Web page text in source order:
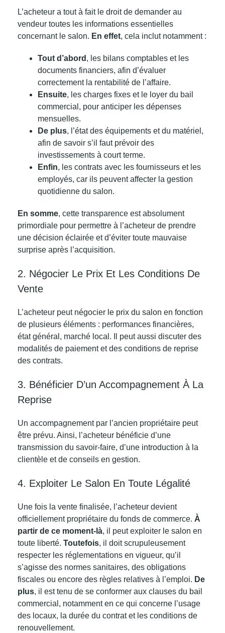
L’acheteur a tout à fait le droit de demander au
vendeur toutes les informations essentielles
concernant le salon. En effet, cela inclut notamment :
Tout d’abord , les bilans comptables et les
documents financiers, afin d’évaluer
correctement la rentabilité de l’affaire.
Ensuite, les charges fixes et le loyer du bail
commercial, pour anticiper les dépenses
mensuelles.
De plus, l’état des équipements et du matériel,
afin de savoir s’il faut prévoir des
investissements à court terme.
Enfin, les contrats avec les fournisseurs et les
employés, car ils peuvent affecter la gestion
quotidienne du salon.
En somme, cette transparence est absolument
primordiale pour permettre à l’acheteur de prendre
une décision éclairée et d’éviter toute mauvaise
surprise après l’acquisition.
2. Négocier Le Prix Et Les Conditions De
Vente
L’acheteur peut négocier le prix du salon en fonction
de plusieurs éléments : performances financières,
état général, marché local. Il peut aussi discuter des
modalités de paiement et des conditions de reprise
des contrats.
3. Bénéficier D’un Accompagnement À La
Reprise
Un accompagnement par l’ancien propriétaire peut
être prévu. Ainsi, l’acheteur bénéficie d’une
transmission du savoir-faire, d’une introduction à la
clientèle et de conseils en gestion.
4. Exploiter Le Salon En Toute Légalité
Une fois la vente finalisée, l’acheteur devient
officiellement propriétaire du fonds de commerce. À
partir de ce moment-là, il peut exploiter le salon en
toute liberté. Toutefois, il doit scrupuleusement
respecter les réglementations en vigueur, qu’il
s’agisse des normes sanitaires, des obligations
fiscales ou encore des règles relatives à l’emploi. De
plus, il est tenu de se conformer aux clauses du bail
commercial, notamment en ce qui concerne l’usage
des locaux, la durée du contrat et les conditions de
renouvellement.